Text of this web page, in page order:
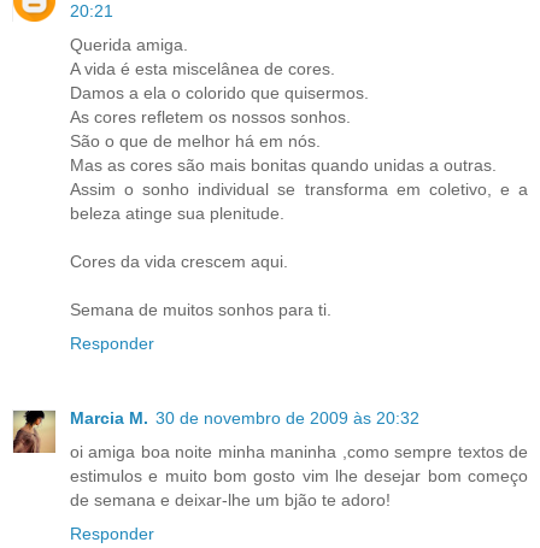
20:21
Querida amiga.
A vida é esta miscelânea de cores.
Damos a ela o colorido que quisermos.
As cores refletem os nossos sonhos.
São o que de melhor há em nós.
Mas as cores são mais bonitas quando unidas a outras.
Assim o sonho individual se transforma em coletivo, e a
beleza atinge sua plenitude.
Cores da vida crescem aqui.
Semana de muitos sonhos para ti.
Responder
Marcia M. 30 de novembro de 2009 às 20:32
oi amiga boa noite minha maninha ,como sempre textos de
estimulos e muito bom gosto vim lhe desejar bom começo
de semana e deixar-lhe um bjão te adoro!
Responder